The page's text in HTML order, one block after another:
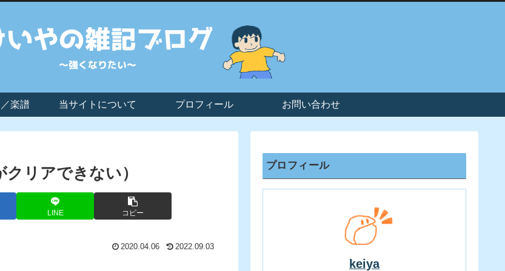
楽譜 当サイトについて プロフィール お問い合わせ
リアできない）
LINE コピー
2020.04.06 2022.09.03
プロフィール
keiya